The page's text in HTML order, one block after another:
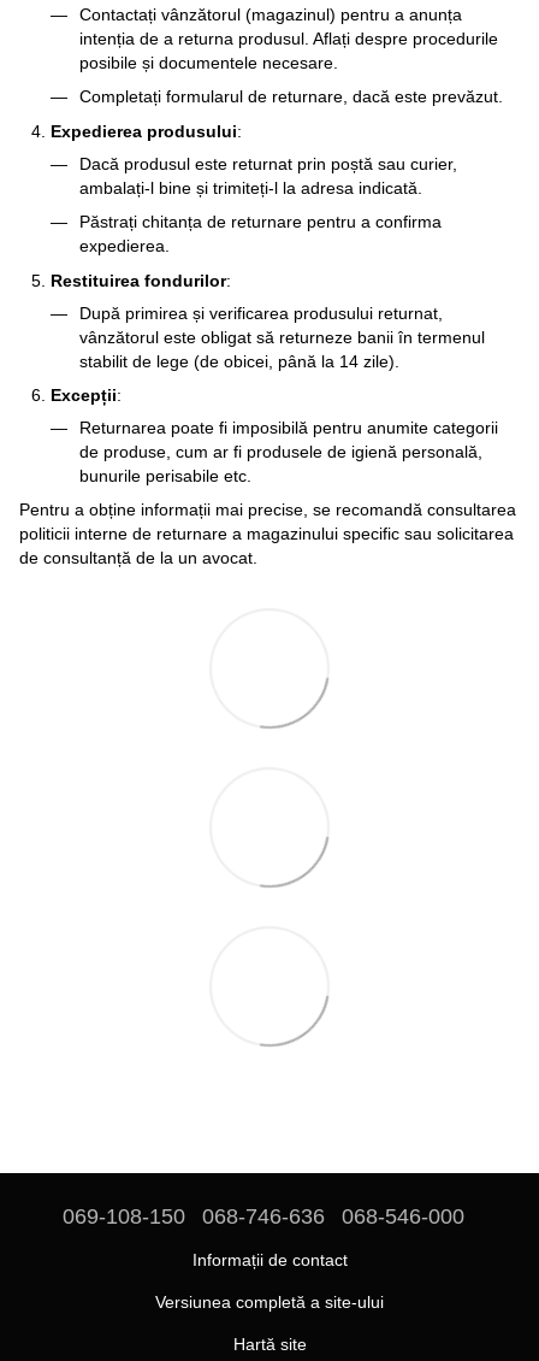
Contactați vânzătorul (magazinul) pentru a anunța
intenția de a returna produsul. Aflați despre procedurile
posibile și documentele necesare.
Completați formularul de returnare, dacă este prevăzut.
Expedierea produsului:
Dacă produsul este returnat prin poștă sau curier,
ambalați-l bine și trimiteți-l la adresa indicată.
Păstrați chitanța de returnare pentru a confirma
expedierea.
Restituirea fondurilor:
După primirea și verificarea produsului returnat,
vânzătorul este obligat să returneze banii în termenul
stabilit de lege (de obicei, până la 14 zile).
Excepții:
Returnarea poate fi imposibilă pentru anumite categorii
de produse, cum ar fi produsele de igienă personală,
bunurile perisabile etc.
Pentru a obține informații mai precise, se recomandă consultarea
politicii interne de returnare a magazinului specific sau solicitarea
de consultanță de la un avocat.
069-108-150 068-746-636 068-546-000
Informații de contact
Versiunea completă a site-ului
Hartă site